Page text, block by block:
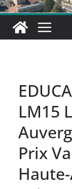
LM15
Prix